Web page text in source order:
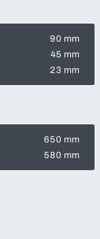
90 mm
45 mm
23 mm
650 mm
580 mm